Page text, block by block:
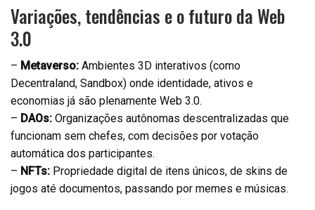
Variações, tendências e o futuro da Web
3.0
– Metaverso: Ambientes 3D interativos (como
Decentraland, Sandbox) onde identidade, ativos e
economias já são plenamente Web 3.0.
– DAOs: Organizações autônomas descentralizadas que
funcionam sem chefes, com decisões por votação
automática dos participantes.
– NFTs: Propriedade digital de itens únicos, de skins de
jogos até documentos, passando por memes e músicas.